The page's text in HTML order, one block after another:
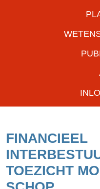
FINANCIEEL
TOEZICHT